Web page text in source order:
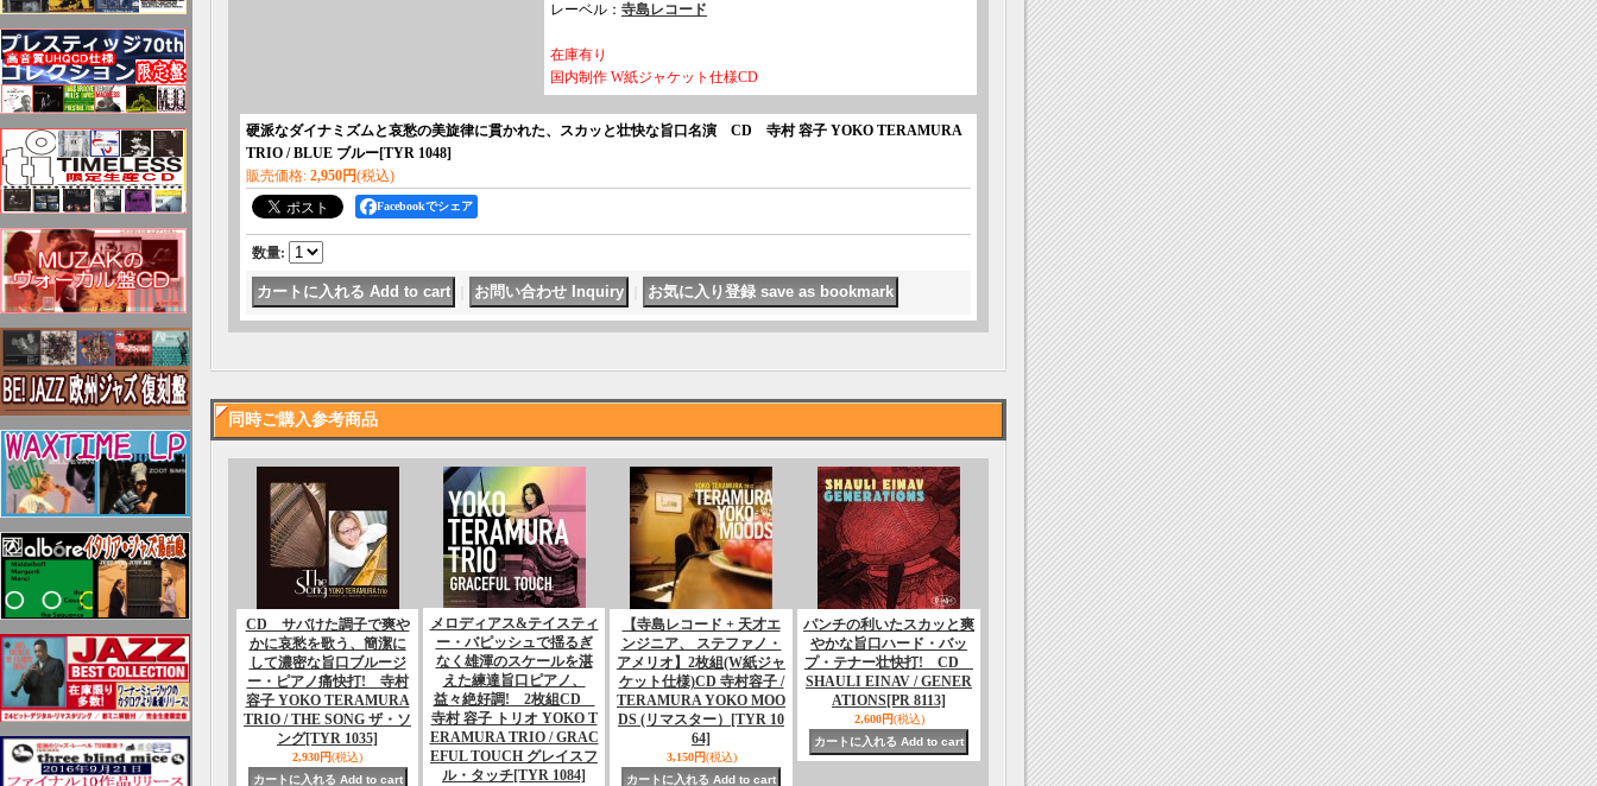
レーベル： 寺島レコード
在庫有り
国内制作 W紙ジャケット仕様CD
硬派なダイナミズムと哀愁の美旋律に貫かれた、スカッと壮快な旨口名演 CD 寺村 容子 YOKO TERAMURA
TRIO / BLUE ブルー[TYR 1048]
販売価格: 2,950円(税込)
Facebookでシェア
数量:
同時ご購入参考商品
CD サバけた調子で爽や
かに哀愁を歌う、簡潔に
して濃密な旨口ブルージ
ー・ピアノ痛快打! 寺村
容子 YOKO TERAMURA
TRIO / THE SONG ザ・ソ
ング[TYR 1035]
2,930円(税込)
メロディアス&テイスティ
ー・バピッシュで揺るぎ
なく雄渾のスケールを湛
えた練達旨口ピアノ、
益々絶好調! 2枚組CD
寺村 容子 トリオ YOKO T
ERAMURA TRIO / GRAC
EFUL TOUCH グレイスフ
ル・タッチ[TYR 1084]
【寺島レコード + 天才エ
ンジニア、 ステファノ・
アメリオ】2枚組(W紙ジャ
ケット仕様)CD 寺村容子 /
TERAMURA YOKO MOO
DS (リマスター）
[TYR 10
64]
3,150円(税込)
パンチの利いたスカッと爽
やかな旨口ハード・バッ
プ・テナー壮快打! CD
SHAULI EINAV / GENER
ATIONS[PR 8113]
2,600円(税込)